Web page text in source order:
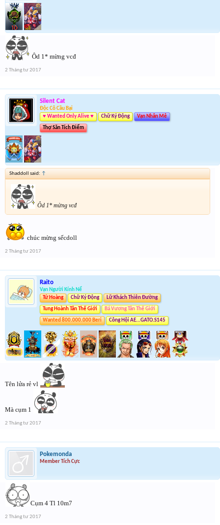
Ôd 1* mừng vcđ
2 Tháng tư 2017
Silent Cat
Độc Cô Cầu Bại
♥ Wanted Only Alive ♥
Chữ Ký Động Vạn Nhân Mê
Thợ Săn Tích Điểm
Shaddoll said: ↑
Ôd 1* mừng vcđ
chúc mừng sếcdoll
2 Tháng tư 2017
Raito
Vạn Người Kính Nể
Tứ Hoàng
Chữ Ký Động Lữ Khách Thiên Đường
Tung Hoành Tân Thế Giới Bá Vương Tân Thế Giới
Wanted 800.000.000 Beri Công Hội AE...GATO.S145
Tên lửa rẻ vl
Mà cụm 1
2 Tháng tư 2017
Pokemonda
Member Tích Cực
Cụm 4 Tl 10m7
2 Tháng tư 2017